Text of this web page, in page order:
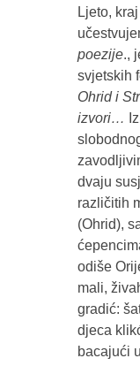
Ljeto,
poezije.,
svjetskih
Ohrid i
izvori…
dvaju
različitih
(Ohrid),
odiše
mali,
gradić:
djeca
bacajući